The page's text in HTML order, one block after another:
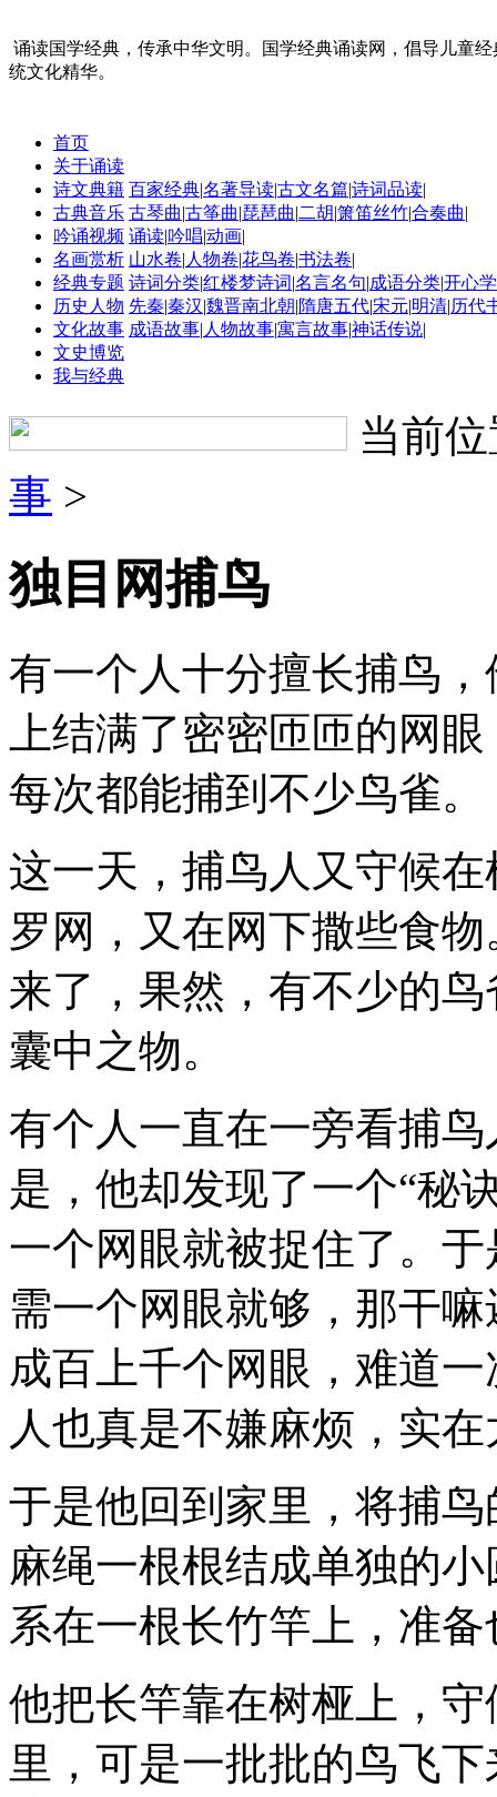
诵读国学经典，传承中华文明。国学经典诵读网，倡导儿童
统文化精华。
首页
关于诵读
诗文典籍 百家经典|名著导读|古文名篇|诗词品读|
古典音乐 古琴曲|古筝曲|琵琶曲|二胡|箫笛丝竹|合奏曲|
吟诵视频 诵读|吟唱|动画|
名画赏析 山水卷| 人物卷|花鸟卷|书法卷|
经典专题 诗词分类|红楼梦诗词|名言名句|成语分类|开心
历史人物 先秦|秦汉|魏晋南北朝|隋唐五代|宋元|明清|历代
文化故事 成语故事| 人物故事|寓言故事|神话传说|
文史博览
我与经典
当前
事 >
独目网捕鸟
有一个人十分擅长捕鸟
上结满了密密匝匝的网
每次都能捕到不少鸟雀。
这一天，捕鸟人又守候
罗网，又在网下撒些食
来了，果然，有不少的
囊中之物。
有个人一直在一旁看捕
是，他却发现了一个“秘
一个网眼就被捉住了。
需一个网眼就够，那干
成百上千个网眼，难道
人也真是不嫌麻烦，实
于是他回到家里，将捕
麻绳一根根结成单独的
系在一根长竹竿上，准
他把长竿靠在树桠上，
里，可是一批批的鸟飞